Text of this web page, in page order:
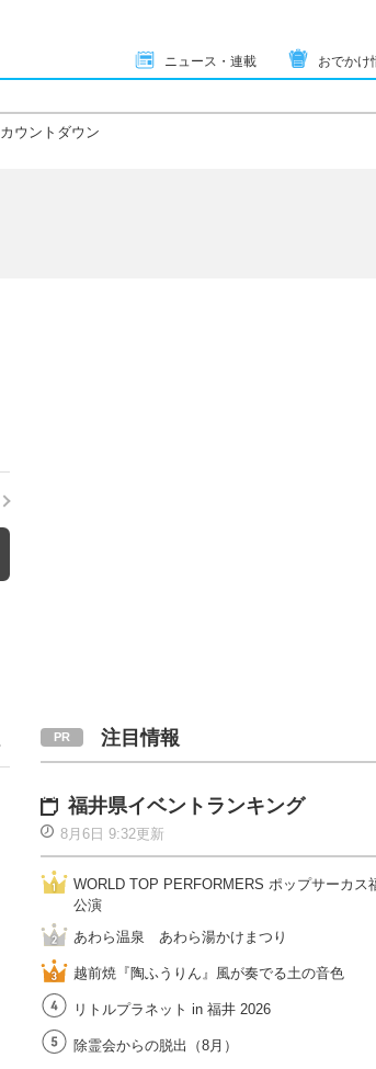
ニュース・連載 おでかけ
カウントダウン
注目情報
福井県イベントランキング
8月6日 9:32更新
WORLD TOP PERFORMERS ポップサーカス
公演
あわら温泉 あわら湯かけまつり
越前焼『陶ふうりん』風が奏でる土の音色
リトルプラネット in 福井 2026
除霊会からの脱出（8月）